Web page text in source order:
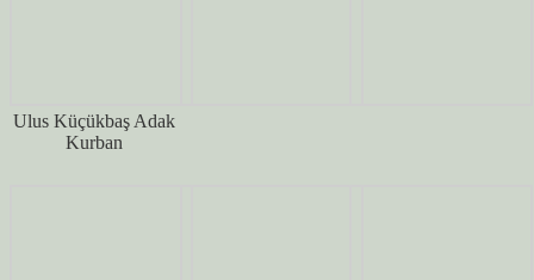
Ulus Küçükbaş Adak
Kurban